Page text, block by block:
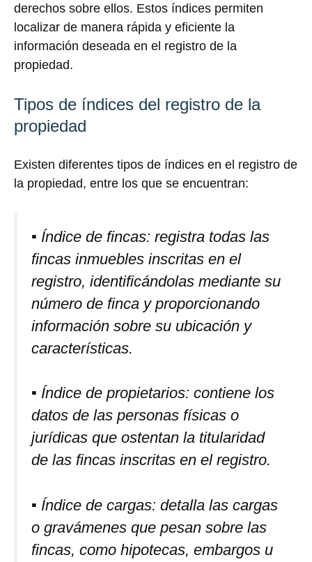
derechos sobre ellos. Estos índices permiten
localizar de manera rápida y eficiente la
información deseada en el registro de la
propiedad.
Tipos de índices del registro de la
propiedad
Existen diferentes tipos de índices en el registro de
la propiedad, entre los que se encuentran:
▪ Índice de fincas: registra todas las
fincas inmuebles inscritas en el
registro, identificándolas mediante su
número de finca y proporcionando
información sobre su ubicación y
características.
▪ Índice de propietarios: contiene los
datos de las personas físicas o
jurídicas que ostentan la titularidad
de las fincas inscritas en el registro.
▪ Índice de cargas: detalla las cargas
o gravámenes que pesan sobre las
fincas, como hipotecas, embargos u